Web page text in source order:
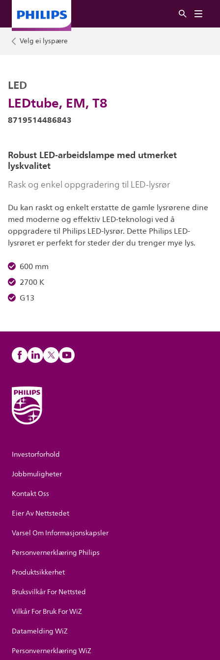
Velg ei lyspære
LEDtube, EM, T8
LED
8719514486843
Robust LED-arbeidslampe med utmerket
lyskvalitet
Rask og enkel oppgradering til LED-lysrør
Du kan raskt og enkelt erstatte de gamle lysrørene dine
med moderne og effektiv LED-teknologi ved å
oppgradere til Philips LED-lysrør. Dette Philips LED-
lysrøret er perfekt for steder der du trenger mye lys.
600 mm
2700 K
G13
Investorforhold
Jobbmuligheter
Kontakt Oss
Eier Av Nettstedet
Varsel Om Informasjonskapsler
Personvernerklæring Philips
Produktsikkerhet
Bruksvilkår For Nettsted
Vilkår For Bruk For WiZ
Datamelding WiZ
Personvernerklæring WiZ